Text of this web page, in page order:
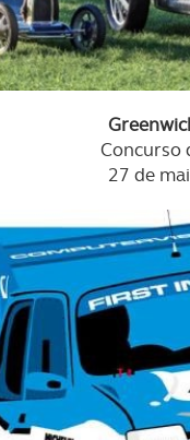
Concurso
27 de